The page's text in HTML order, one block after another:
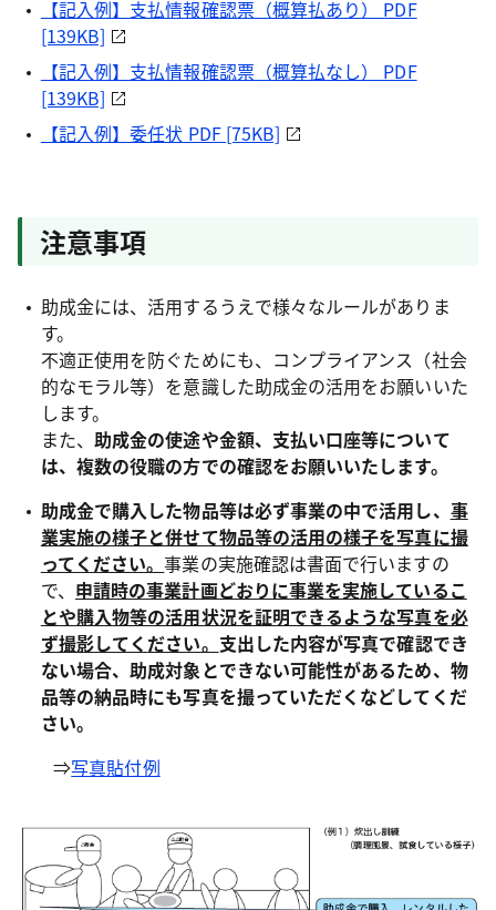
【記入例】支払情報確認票（概算払あり） PDF
[139KB]
【記入例】支払情報確認票（概算払なし） PDF
[139KB]
【記入例】委任状 PDF [75KB]
注意事項
助成金には、活用するうえで様々なルールがありま
す。
不適正使用を防ぐためにも、コンプライアンス（社会
的なモラル等）を意識した助成金の活用をお願いいた
します。
また、助成金の使途や金額、支払い口座等について
は、複数の役職の方での確認をお願いいたします。
助成金で購入した物品等は必ず事業の中で活用し、 事
業実施の様子と併せて物品等の活用の様子を写真に撮
ってください。事業の実施確認は書面で行いますの
で、 申請時の事業計画どおりに事業を実施しているこ
とや購入物等の活用状況を証明できるような写真を必
ず撮影してく ださい。 支出した内容が写真で確認でき
ない場合、助成対象とできない可能性があるため、物
品等の納品時にも写真を撮っていただくなどしてくだ
さい。
⇒写真貼付例